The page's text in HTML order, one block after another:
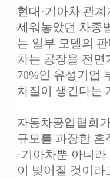
현대·기아차 관
세워놓았던 차종
는 일부 모델의
차는 공장을 전면
70%인 유성기업
차질이 생긴다는
자동차공업협회
규모를 과장한 흔
·기아차뿐 아니
이 빚어질 것이